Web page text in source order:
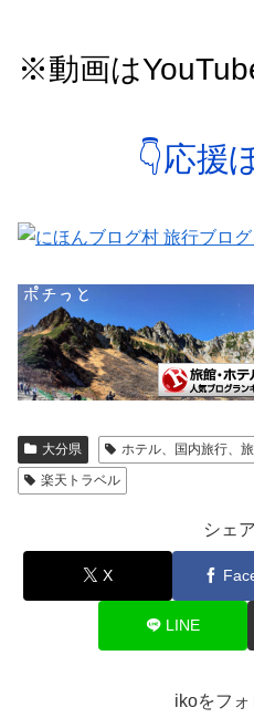
※動画は
👇応援
大分県
ホテル、国内旅行、
楽天トラベル
シェ
X
LINE
ikoをフ